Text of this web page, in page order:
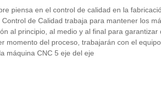
piensa en el control de calidad en la
de Calidad trabaja para mantener los
al principio, al medio y al final para garantizar
momento del proceso, trabajarán con el
máquina CNC 5 eje del eje